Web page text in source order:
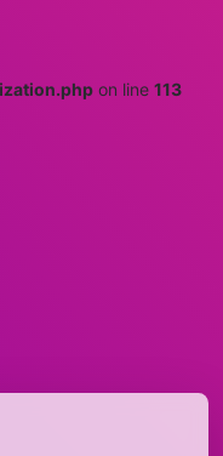
on line 113